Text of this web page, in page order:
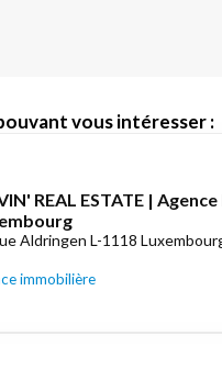
vous intéresser :
REAL ESTATE |
Aldringen L-1118
immobilière